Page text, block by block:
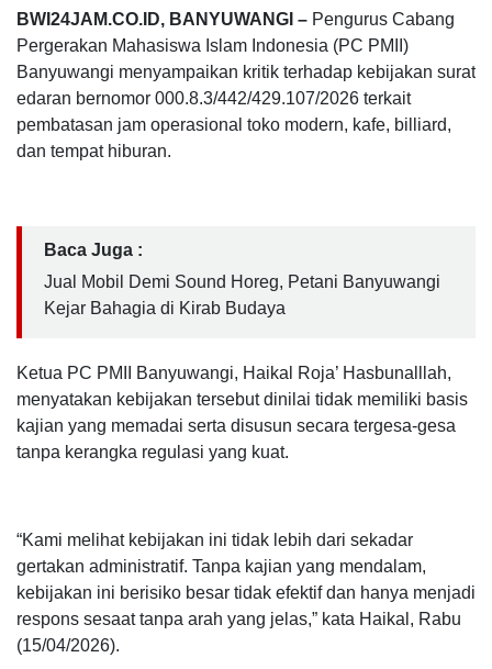
BWI24JAM.CO.ID, BANYUWANGI – Pengurus Cabang
Pergerakan Mahasiswa Islam Indonesia (PC PMII)
Banyuwangi menyampaikan kritik terhadap kebijakan surat
edaran bernomor 000.8.3/442/429.107/2026 terkait
pembatasan jam operasional toko modern, kafe, billiard,
dan tempat hiburan.
Baca Juga :
Jual Mobil Demi Sound Horeg, Petani Banyuwangi
Kejar Bahagia di Kirab Budaya
Ketua PC PMII Banyuwangi, Haikal Roja’ Hasbunalllah,
menyatakan kebijakan tersebut dinilai tidak memiliki basis
kajian yang memadai serta disusun secara tergesa-gesa
tanpa kerangka regulasi yang kuat.
“Kami melihat kebijakan ini tidak lebih dari sekadar
gertakan administratif. Tanpa kajian yang mendalam,
kebijakan ini berisiko besar tidak efektif dan hanya menjadi
respons sesaat tanpa arah yang jelas,” kata Haikal, Rabu
(15/04/2026).